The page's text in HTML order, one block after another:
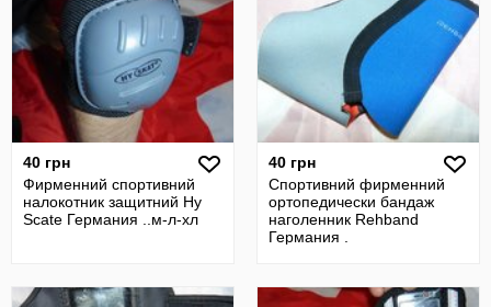
40 грн
Фирменний спортивний
налокотник защитний Hy
Scate Германия ..м-л-хл
40 грн
Спортивний фирменний
ортопедически бандаж
наголенник Rehband
Германия .